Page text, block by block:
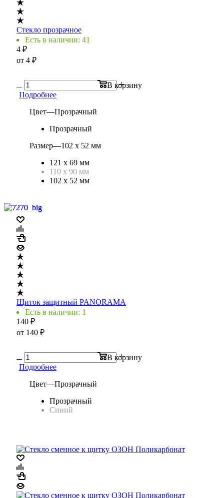
Стекло прозрачное
Есть в наличии: 41
4 ₽
от 4 ₽
В корзину
Подробнее
Цвет—Прозрачный
Прозрачный
Размер—102 х 52 мм
121 х 69 мм
110 х 90 мм
102 х 52 мм
Щиток защитный PANORAMA
Есть в наличии: 1
140 ₽
от 140 ₽
В корзину
Подробнее
Цвет—Прозрачный
Прозрачный
Синий